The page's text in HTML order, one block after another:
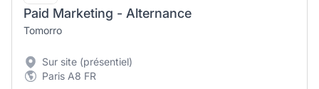
Paid Marketing - Alternance
Tomorro
Sur site (présentiel)
Paris A8 FR